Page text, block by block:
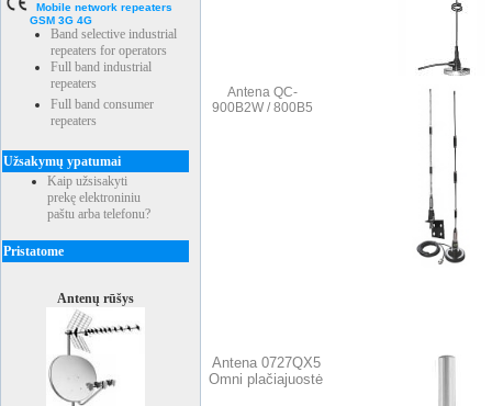
Mobile network repeaters
GSM 3G 4G
Band selective industrial
repeaters for operators
Full band industrial
repeaters
Full band consumer
repeaters
Užsakymų ypatumai
Kaip užsisakyti
prekę elektroniniu
paštu arba telefonu?
Pristatome
Antenų rūšys
Antena QC-
900B2W / 800B5
Antena 0727QX5
Omni plačiajuostė